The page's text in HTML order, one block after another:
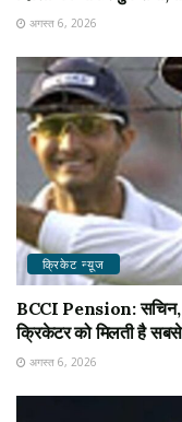
अगस्त 6, 2026
क्रिकेट न्यू़ज
BCCI Pension: सचिन,
क्रिकेटर को मिलती है
अगस्त 6, 2026